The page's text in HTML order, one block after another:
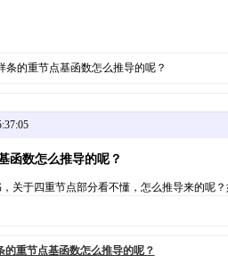
条的重节点基函数怎么推导的呢？
函数怎么推导的呢？
关于四重节点部分看不懂，怎么推导来的呢
的重节点基函数怎么推导的呢？